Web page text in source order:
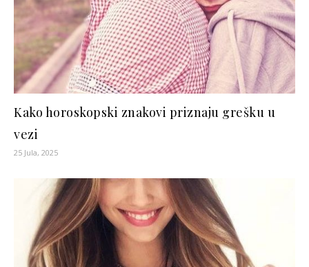
Kako horoskopski znakovi priznaju grešku u
vezi
25 Jula, 2025